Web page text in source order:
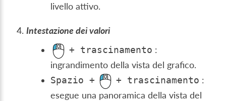
livello attivo.
Intestazione dei valori
+ trascinamento :
ingrandimento della vista del grafico.
Spazio + + trascinamento :
esegue una panoramica della vista del